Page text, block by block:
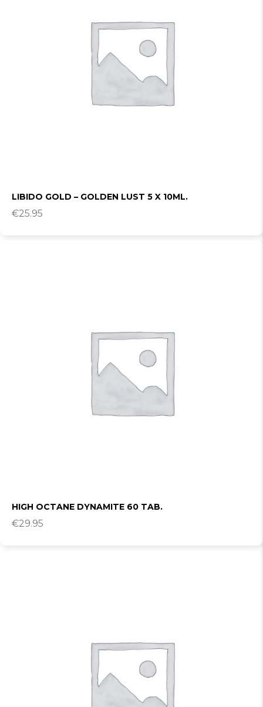
LIBIDO GOLD – GOLDEN LUST 5 X 10ML.
€25.95
HIGH OCTANE DYNAMITE 60 TAB.
€29.95